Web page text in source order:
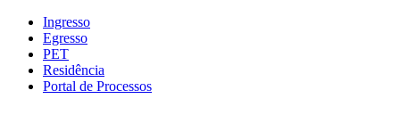
Conteúdo principal
Ingresso
Egresso
PET
Residência
Portal de Processos